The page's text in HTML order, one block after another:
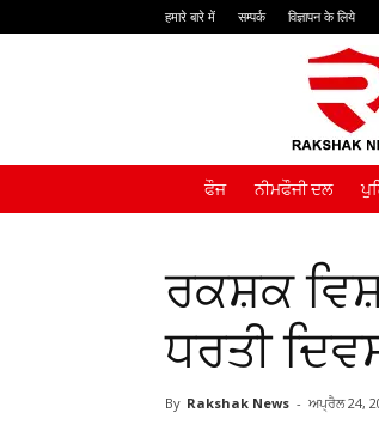
हमारे बारे में सम्पर्क विज्ञापन के लिये
ਫੌਜ ਨੀਮਫੌਜੀ ਦਲ
ਰਕਸ਼ਕ
ਧਰਤੀ
By Rakshak News - ਅਪ੍ਰੈਲ 24,